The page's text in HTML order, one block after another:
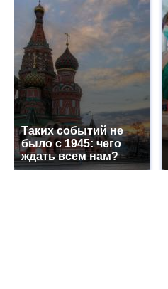
Таких событий не
было с 1945: чего
ждать всем нам?